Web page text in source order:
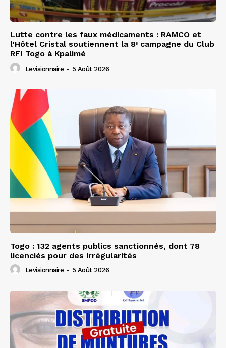
Lutte contre les faux médicaments : RAMCO et
l’Hôtel Cristal soutiennent la 8ᵉ campagne du Club
RFI Togo à Kpalimé
Levisionnaire - 5 Août 2026
Togo : 132 agents publics sanctionnés, dont 78
licenciés pour des irrégularités
Levisionnaire - 5 Août 2026